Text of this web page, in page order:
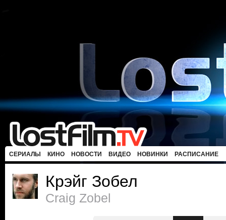
СЕРИАЛЫ КИНО НОВОСТИ ВИДЕО НОВИНКИ РАСПИСАНИЕ
Крэйг Зобел
Craig Zobel